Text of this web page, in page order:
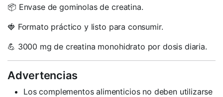
📦 Envase de gominolas de creatina.
🍓 Formato práctico y listo para consumir.
💪 3000 mg de creatina monohidrato por dosis diaria.
Advertencias
Los complementos alimenticios no deben utilizarse